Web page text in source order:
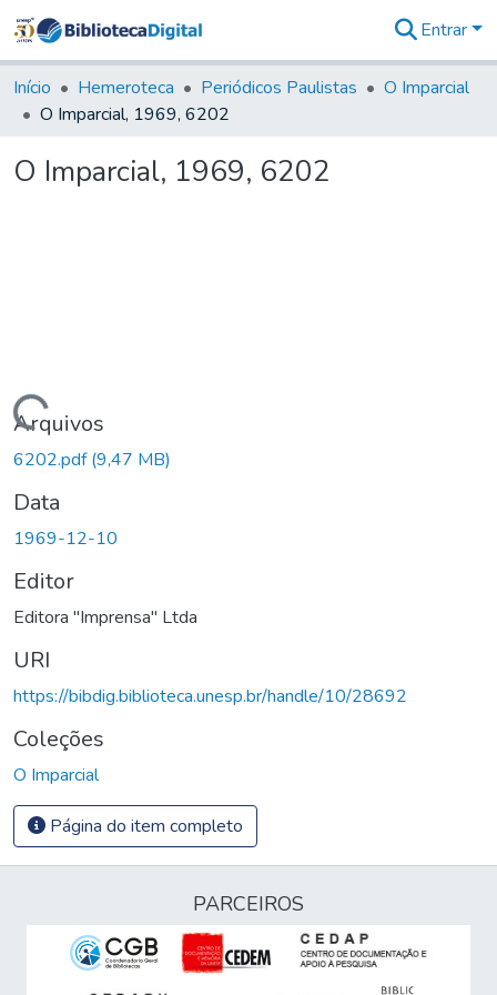
&
Coleções
Tudo na
Digital
Entrar
Início Hemeroteca Periódicos Paulistas
O Imparcial
O Imparcial, 1969, 6202
O Imparcial, 1969, 6202
Carregando...
Arquivos
6202.pdf(9,47 MB)
Data
1969-12-10
Editor
Editora "Imprensa" Ltda
URI
https://bibdig.biblioteca.unesp.br/handle/10/28692
Coleções
O Imparcial
Página do item completo
PARCEIROS